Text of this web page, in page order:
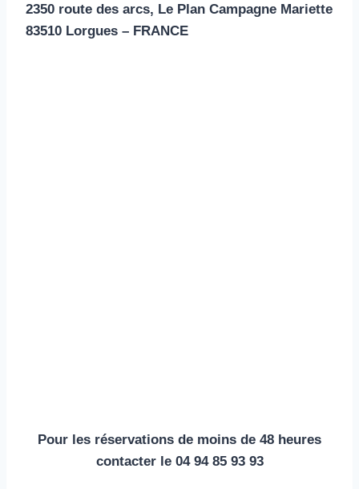
2350 route des arcs, Le Plan Campagne Mariette
83510 Lorgues – FRANCE
Pour les réservations de moins de 48 heures
contacter le 04 94 85 93 93